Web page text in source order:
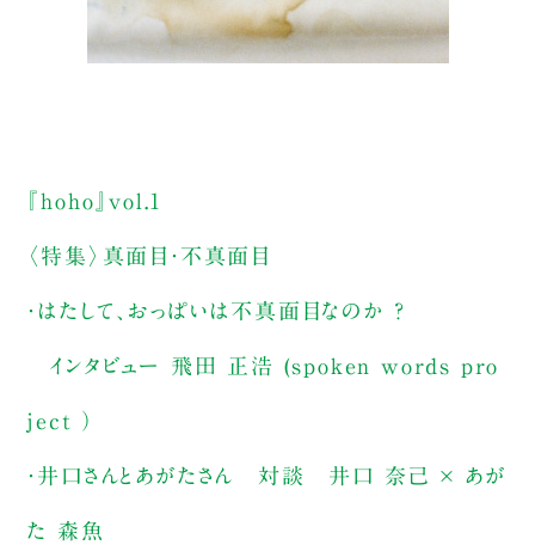
『hoho』vol.1
〈特集〉真面目・不真面目
・はたして、おっぱいは不真面目なのか ？
インタビュー 飛田 正浩 (spoken words pro
ject ）
・井口さんとあがたさん 対談 井口 奈己 × あが
た 森魚